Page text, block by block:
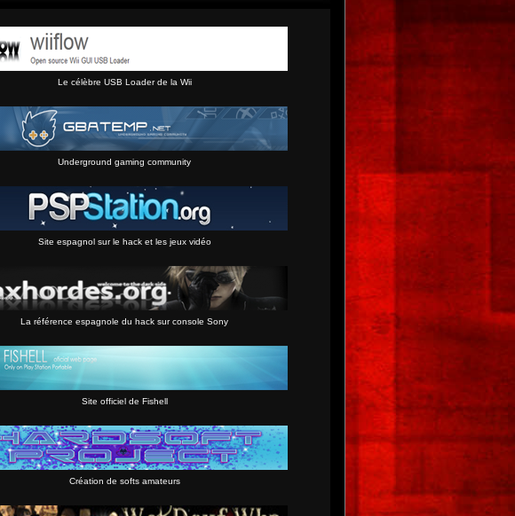
Le célèbre USB Loader de la Wii
Underground gaming community
Site espagnol sur le hack et les jeux vidéo
La référence espagnole du hack sur console Sony
Site officiel de Fishell
Création de softs amateurs